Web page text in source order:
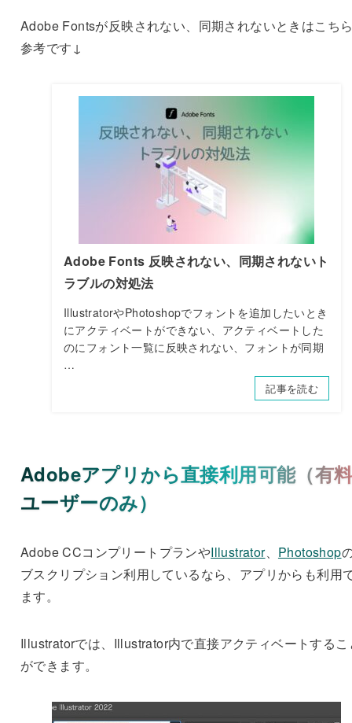
Adobe Fontsが反映されない、同期されないときはこち
参考です↓
Adobe Fonts 反映されない、同期されないト
ラブルの対処法
IllustratorやPhotoshopでフォントを追加したいとき
にアクティベートができない、アクティベートした
のにフォント一覧に反映されない、フォントが同期
…
記事を読む
Adobeアプリから直接利用可能（有
ユーザーのみ）
Adobe CCコンプリートプランやIllustrator、 Photoshop
ブスクリプション利用しているなら、アプリからも利用
ます。
Illustratorでは、Illustrator内で直接アクティベートするこ
ができます。